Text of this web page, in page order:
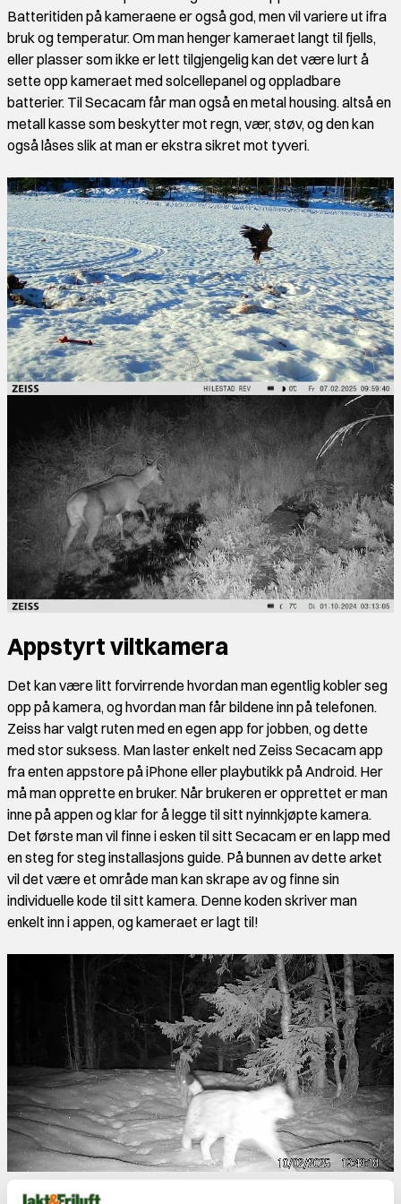
Batteritiden på kameraene er også god, men vil variere ut ifra
bruk og temperatur. Om man henger kameraet langt til fjells,
eller plasser som ikke er lett tilgjengelig kan det være lurt å
sette opp kameraet med solcellepanel og oppladbare
batterier. Til Secacam får man også en metal housing. altså en
metall kasse som beskytter mot regn, vær, støv, og den kan
også låses slik at man er ekstra sikret mot tyveri.
Appstyrt viltkamera
Det kan være litt forvirrende hvordan man egentlig kobler seg
opp på kamera, og hvordan man får bildene inn på telefonen.
Zeiss har valgt ruten med en egen app for jobben, og dette
med stor suksess. Man laster enkelt ned Zeiss Secacam app
fra enten appstore på iPhone eller playbutikk på Android. Her
må man opprette en bruker. Når brukeren er opprettet er man
inne på appen og klar for å legge til sitt nyinnkjøpte kamera.
Det første man vil finne i esken til sitt Secacam er en lapp med
en steg for steg installasjons guide. På bunnen av dette arket
vil det være et område man kan skrape av og finne sin
individuelle kode til sitt kamera. Denne koden skriver man
enkelt inn i appen, og kameraet er lagt til!